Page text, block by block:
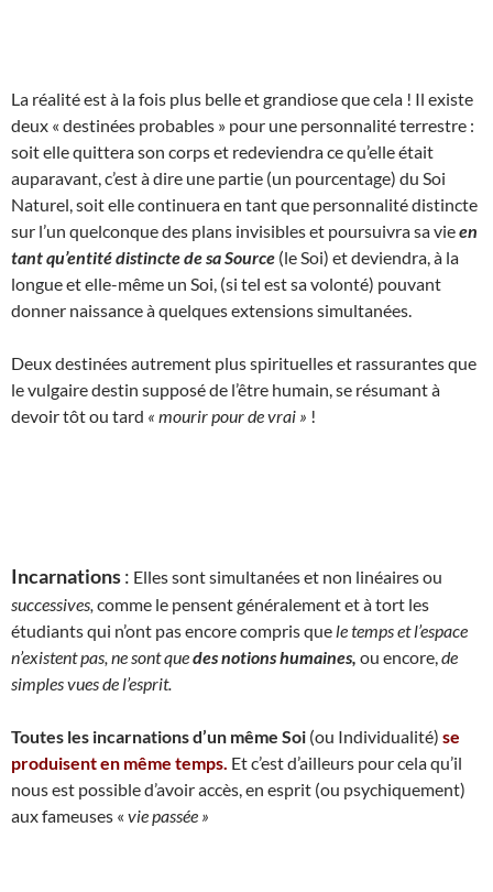
La réalité est à la fois plus belle et grandiose que cela ! Il existe
deux « destinées probables » pour une personnalité terrestre :
soit elle quittera son corps et redeviendra ce qu’elle était
auparavant, c’est à dire une partie (un pourcentage) du Soi
Naturel, soit elle continuera en tant que personnalité distincte
sur l’un quelconque des plans invisibles et poursuivra sa vieen
tant qu’entité distincte de sa Source (le Soi) et deviendra, à la
longue et elle-même un Soi, (si tel est sa volonté) pouvant
donner naissance à quelques extensions simultanées.
Deux destinées autrement plus spirituelles et rassurantes que
le vulgaire destin supposé de l’être humain, se résumant à
devoir tôt ou tard « mourir pour de vrai » !
Incarnations: Elles sont simultanées et non linéaires ou
successives, comme le pensent généralement et à tort les
étudiants qui n’ont pas encore compris que le temps et l’espace
n’existent pas, ne sont quedes notions humaines, ou encore, de
simples vues de l’esprit.
Toutes les incarnations d’un même Soi (ou Individualité) se
produisent en même temps. Et c’est d’ailleurs pour cela qu’il
nous est possible d’avoir accès, en esprit (ou psychiquement)
aux fameuses « vie passée »